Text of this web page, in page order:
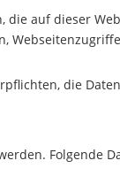
die auf dieser
die
Folgende